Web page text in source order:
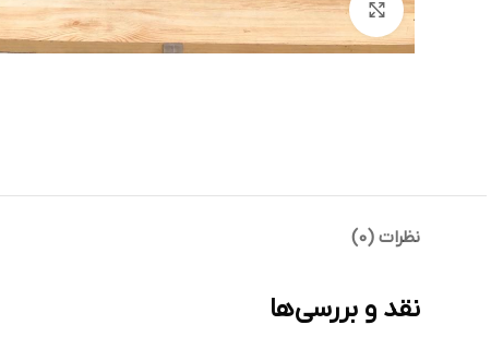
بزرگنمایی تصویر
نظرات (0)
نقد و بررسی‌ها